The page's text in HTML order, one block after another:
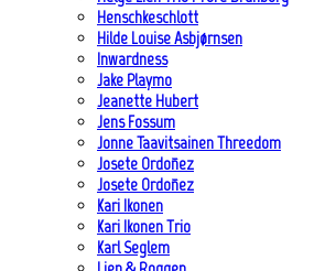
Henschkeschlott
Hilde Louise Asbjørnsen
Inwardness
Jake Playmo
Jeanette Hubert
Jens Fossum
Jonne Taavitsainen Threedom
Josete Ordoñez
Josete Ordoñez
Kari Ikonen
Kari Ikonen Trio
Karl Seglem